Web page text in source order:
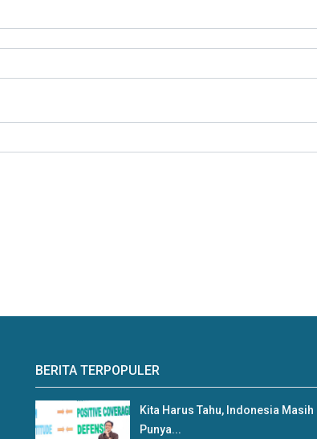
BERITA TERPOPULER
Kita Harus Tahu, Indonesia Masih
Punya...